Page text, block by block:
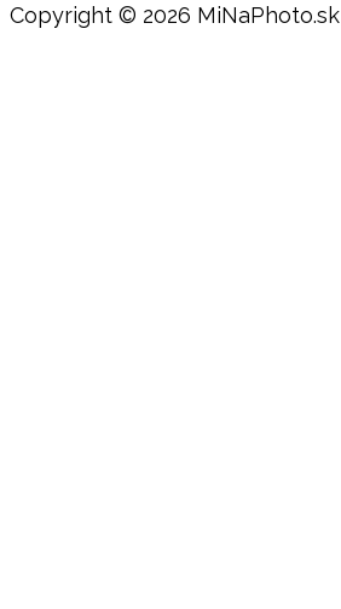
Copyright © 2026 MiNaPhoto.sk